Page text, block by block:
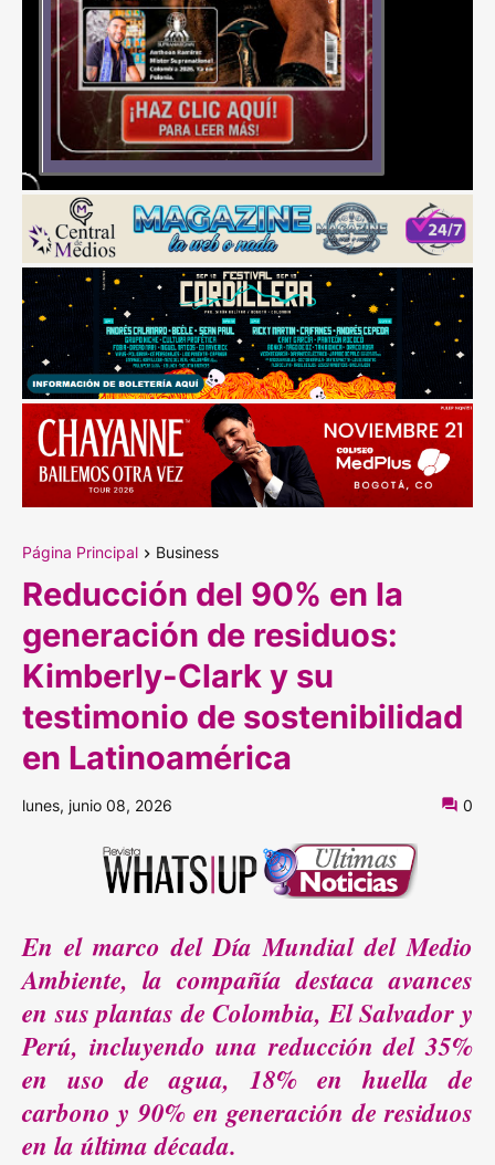
Página Principal Business
Reducción del 90% en la
generación de residuos:
Kimberly-Clark y su
testimonio de sostenibilidad
en Latinoamérica
lunes, junio 08, 2026 0
En el marco del Día Mundial del Medio
Ambiente, la compañía destaca avances
en sus plantas de Colombia, El Salvador y
Perú, incluyendo una reducción del 35%
en uso de agua, 18% en huella de
carbono y 90% en generación de residuos
en la última década.